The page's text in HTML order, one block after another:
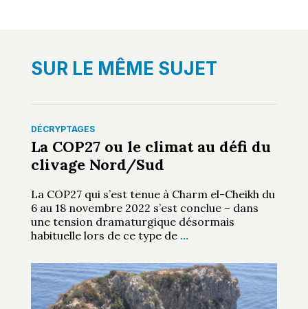
SUR LE MÊME SUJET
DÉCRYPTAGES
La COP27 ou le climat au défi du
clivage Nord/Sud
La COP27 qui s’est tenue à Charm el-Cheikh du
6 au 18 novembre 2022 s’est conclue – dans
une tension dramaturgique désormais
habituelle lors de ce type de …